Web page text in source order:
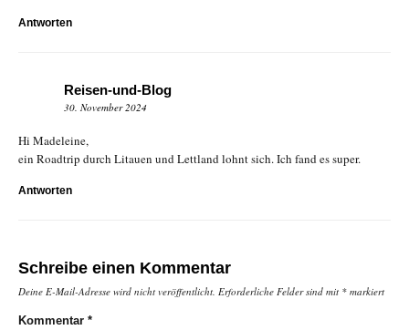
Antworten
Reisen-und-Blog
30. November 2024
Hi Madeleine,
ein Roadtrip durch Litauen und Lettland lohnt sich. Ich fand es super.
Antworten
Schreibe einen Kommentar
Deine E-Mail-Adresse wird nicht veröffentlicht. Erforderliche Felder sind mit * markiert
Kommentar *